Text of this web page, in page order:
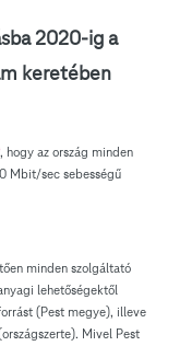
2020-ig a
keretében
, hogy az ország minden
Mbit/sec sebességű
minden szolgáltató
lehetőségektől
(Pest megye), illeve
Mivel Pest